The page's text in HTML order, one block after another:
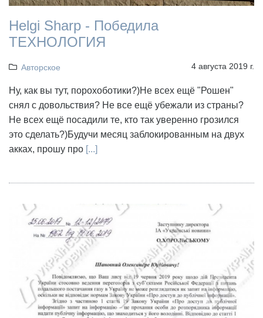
Helgi Sharp - Победила
ТЕХНОЛОГИЯ
Авторское 4 августа 2019 г.
Ну, как вы тут, порохоботики?)Не всех ещё "Рошен"
снял с довольствия? Не все ещё убежали из страны?
Не всех ещё посадили те, кто так уверенно грозился
это сделать?)Будучи месяц заблокированным на двух
акках, прошу про [...]